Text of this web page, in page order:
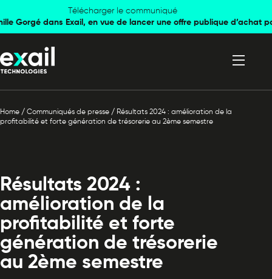
navigation
content
Télécharger le communiqué
Gorgé dans Exail, en vue de lancer une offre publique d’achat
Home / Communiqués de presse / Résultats 2024 : amélioration de la
profitabilité et forte génération de trésorerie au 2ème semestre
Résultats 2024 :
amélioration de la
profitabilité et forte
génération de trésorerie
au 2ème semestre